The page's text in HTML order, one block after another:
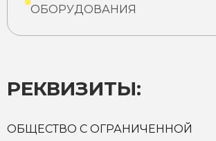
ОБОРУДОВАНИЯ
РЕКВИЗИТЫ:
ОБЩЕСТВО С ОГРАНИЧЕННОЙ